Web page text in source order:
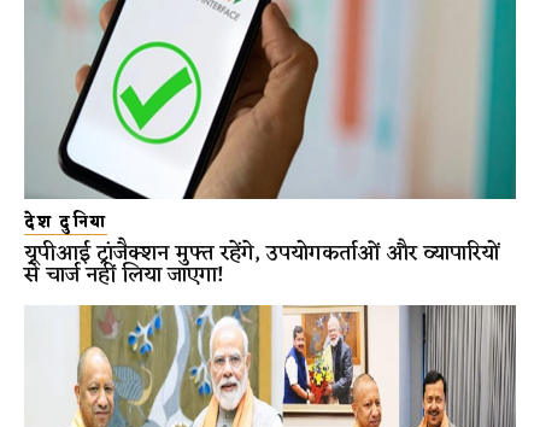
देश दुनिया
यूपीआई ट्रांजैक्शन मुफ्त रहेंगे, उपयोगकर्ताओं और व्यापारियों
से चार्ज नहीं लिया जाएगा!